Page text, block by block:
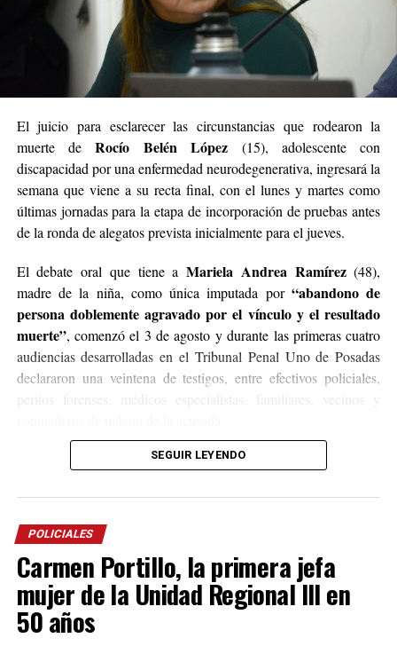
El juicio para esclarecer las circunstancias que rodearon la
muerte de Rocío Belén López (15), adolescente con
discapacidad por una enfermedad neurodegenerativa, ingresará la
semana que viene a su recta final, con el lunes y martes como
últimas jornadas para la etapa de incorporación de pruebas antes
de la ronda de alegatos prevista inicialmente para el jueves.
El debate oral que tiene aMariela Andrea Ramírez(48),
madre de la niña, como única imputada por“abandono de
persona doblemente agravado por el vínculo y el resultado
muerte”, comenzó el 3 de agosto y durante las primeras cuatro
audiencias desarrolladas en el Tribunal Penal Uno de Posadas
declararon una veintena de testigos, entre efectivos policiales,
Según los estudios médicos, Belén padecía
provoca una pérdida progresiva de las capacidades del habla, el
movimiento de las manos y la coordinación motora, condición
que torna al paciente incapaz de valerse por sí mismo.
Durante el transcurso del debate se pudo reconstruir que la niña
residió gran parte de su vida con sus abuelos y una tía materna,
quienes se encargaron de su cuidado, excepto en una temporada
SEGUIR LEYENDO
POLICIALES
Carmen Portillo, la primera jefa
mujer de la Unidad Regional III en
50 años